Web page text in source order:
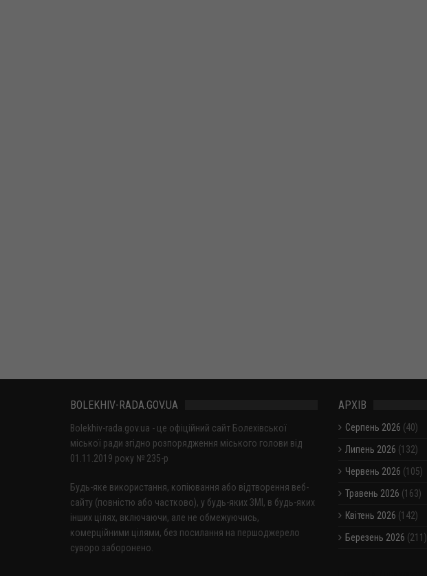
BOLEKHIV-RADA.GOV.UA
Bolekhiv-rada.gov.ua - це офіційний сайт Болехівської
міської ради згідно розпорядження міського голови від
01.11.2019 року № 235-р
Будь-яке використання, копіювання або відтворення веб-
сайту (повністю або частково), у будь-яких ЗМІ, в будь-яких
інших цілях, включаючи, але не обмежуючись,
комерційними цілями, без посилання на першоджерело
суворо заборонено.
АРХІВ
Серпень 2026 (40)
Липень 2026 (132)
Червень 2026 (105)
Травень 2026 (163)
Квітень 2026 (142)
Березень 2026 (211)